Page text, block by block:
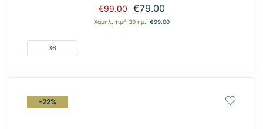
€99.00
Original
price
€79.00Η
τρέχουσα
Χαμηλ. τιμή 30 ημ.: €99.00
36
-22%